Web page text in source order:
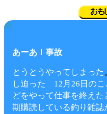
あーあ！事故
とうとうやってしまった
し迫った
12月26日の
どをやって仕事を終え
期購読している釣り雑